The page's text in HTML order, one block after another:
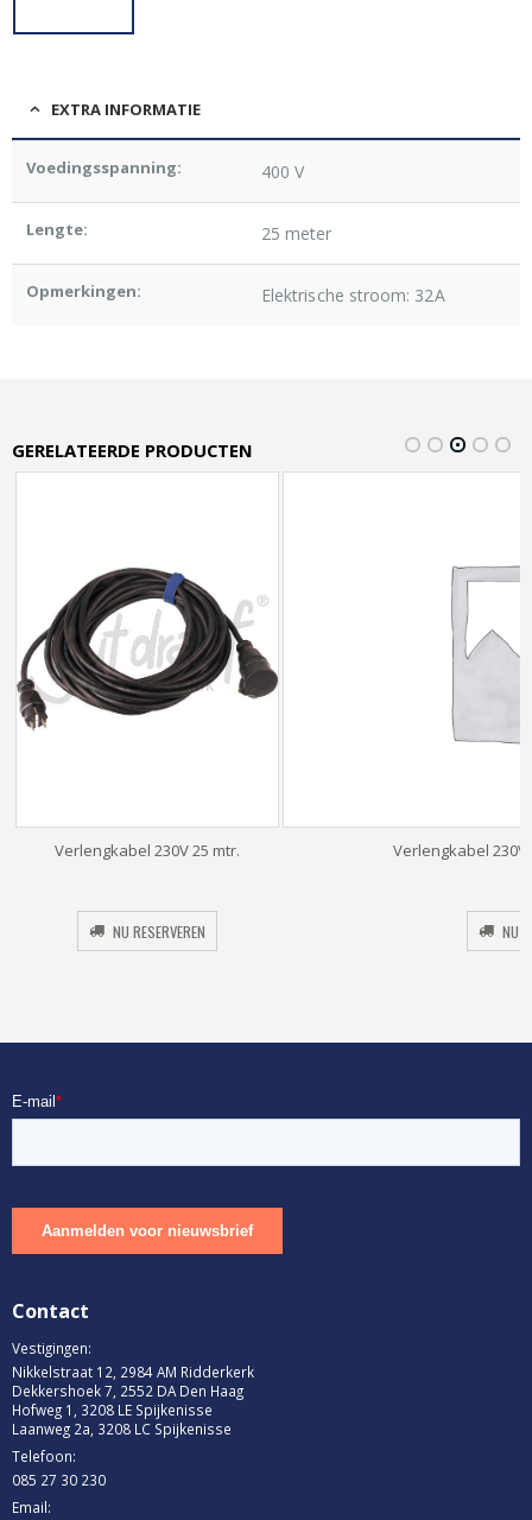
EXTRA INFORMATIE
Voedingsspanning: 400 V
Lengte: 25 meter
Opmerkingen: Elektrische stroom: 32A
GERELATEERDE PRODUCTEN
Verlengkabel 230V 25 mtr.
was:
€16.00.
is:
€6.40.
NU RESERVEREN
Verlengkabel
NU
Contact
Vestigingen:
Nikkelstraat 12, 2984 AM Ridderkerk
Dekkershoek 7, 2552 DA Den Haag
Hofweg 1, 3208 LE Spijkenisse
Laanweg 2a, 3208 LC Spijkenisse
Telefoon:
085 27 30 230
Email: